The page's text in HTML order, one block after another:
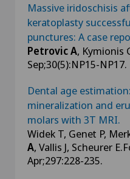
Massive iridoschisis
keratoplasty
punctures: A case
Petrovic A, Kymionis
Sep;30(5):NP15-NP17.
Dental age
mineralization and
molars with 3T MRI.
Widek T, Genet P,
A, Vallis J, Scheurer
Apr;297:228-235.